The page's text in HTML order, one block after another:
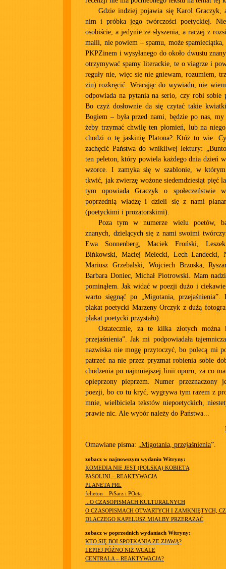
Gdzie indziej pojawia się Karol Graczyk,
nim i próbka jego twórczości poetyckiej.
osobiście, a jedynie ze słyszenia, a raczej z
maili, nie powiem – spamu, może spamieciątka,
PKPZinem i wysyłanego do około dwustu
otrzymywać spamy literackie, te o viagrze i
reguły nie, więc się nie gniewam, rozumiem,
zin) rozkręcić. Wracając do wywiadu, nie
odpowiada na pytania na serio, czy robi sobie
Bo czyż dosłownie da się czytać takie
Bogiem – była przed nami, będzie po nas,
żeby trzymać chwilę ten płomień, lub na
chodzi o tę jaskinię Platona? Któż to wie.
zachęcić Państwa do wnikliwej lektury:
ten peleton, który powiela każdego dnia dzień
wzorce. I zamyka się w szablonie, w którym
tkwić, jak zwierzę wożone siedemdziesiąt pięć
tym opowiada Graczyk o społeczeństwie
poprzednią władzę i dzieli się z nami
(poetyckimi i prozatorskimi).
Poza tym w numerze wielu poetów,
znanych, dzielących się z nami swoimi
Ewa Sonnenberg, Maciek Froński,
Bińkowski, Maciej Melecki, Lech Landecki,
Mariusz Grzebalski, Wojciech Brzoska,
Barbara Doniec, Michał Piotrowski. Mam
pominąłem. Jak widać w poezji dużo i
warto sięgnąć po „Migotania, przejaśnienia”.
plakat poetycki Marzeny Orczyk z dużą
plakat poetycki przystało).
Ostatecznie, za te kilka złotych można
przejaśnienia”. Jak mi podpowiadała
nazwiska nie mogę przytoczyć, bo polecą mi
patrzeć na nie przez pryzmat robienia sobie
chodzenia po najmniejszej linii oporu, za co
opieprzony pieprzem. Numer przeznaczony
poezji, bo co tu kryć, wygrywa tym razem z
mnie, wielbiciela tekstów niepoetyckich,
prawie nic. Ale wybór należy do Państwa...
Omawiane pisma: „Migotania, przejaśnienia”.
zobacz w najnowszym wydaniu Witryny:
KOMEDIA NIE JEST (POLSKĄ) KOBIETĄ
PASOLINI – REAKTYWACJA
PLANETA PRL
felieton__PiSarz i POeta
...O CZASOPISMACH KULTURALNYCH
O CZASOPISMACH OTWARTYCH I ZAMKNIĘTYCH,
DLACZEGO KAPELUSZ MIAŁBY PRZERAŻAĆ
zobacz w poprzednich wydaniach Witryny:
KTO SIĘ BOI SPOTKANIA ZE ZJAWĄ?
LEPIEJ PÓŹNO NIŻ WCALE
CENTRALA – REAKTYWACJA?